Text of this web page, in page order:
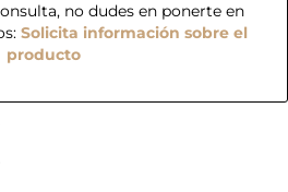
no dudes en ponerte en
Solicita información sobre el
producto